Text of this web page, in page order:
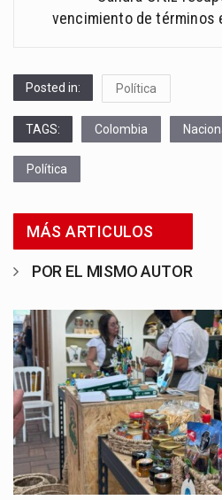
vencimiento de términos
Posted in: Política
TAGS: Colombia
Política
MÁS ARTICULOS
POR EL MISMO AUTOR